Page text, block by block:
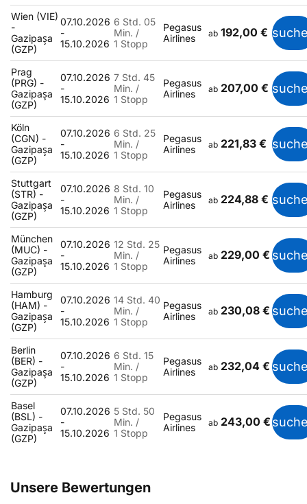
Wien (VIE)
-
Gazipaşa
(GZP)
07.10.2026
-
15.10.2026
6 Std. 05
Min. /
1 Stopp
Pegasus
Airlines
ab 192,00 €
Prag
(PRG) -
Gazipaşa
(GZP)
07.10.2026
-
15.10.2026
7 Std. 45
Min. /
1 Stopp
Pegasus
Airlines
ab 207,00 €
Köln
(CGN) -
Gazipaşa
(GZP)
07.10.2026
-
15.10.2026
6 Std. 25
Min. /
1 Stopp
Pegasus
Airlines
ab 221,83 €
Stuttgart
(STR) -
Gazipaşa
(GZP)
07.10.2026
-
15.10.2026
8 Std. 10
Min. /
1 Stopp
Pegasus
Airlines
ab 224,88 €
München
(MUC) -
Gazipaşa
(GZP)
07.10.2026
-
15.10.2026
12 Std. 25
Min. /
1 Stopp
Pegasus
Airlines
ab 229,00 €
Hamburg
(HAM) -
Gazipaşa
(GZP)
07.10.2026
-
15.10.2026
14 Std. 40
Min. /
1 Stopp
Pegasus
Airlines
ab 230,08 €
Berlin
(BER) -
Gazipaşa
(GZP)
07.10.2026
-
15.10.2026
6 Std. 15
Min. /
1 Stopp
Pegasus
Airlines
ab 232,04 €
Basel
(BSL) -
Gazipaşa
(GZP)
07.10.2026
-
15.10.2026
5 Std. 50
Min. /
1 Stopp
Pegasus
Airlines
ab 243,00 €
Unsere Bewertungen